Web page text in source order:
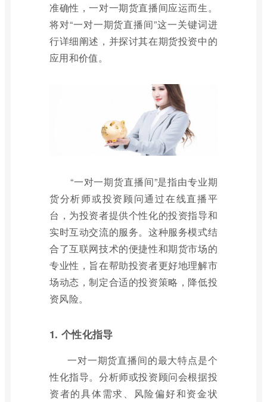
准确性，一对一期货直播间应运而生。
将对“一对一期货直播间”这一关键词进
行详细阐述，并探讨其在期货投资中的
应用和价值。
“一对一期货直播间”是指由专业期
货分析师或投资顾问通过在线直播平
台，为投资者提供个性化的投资指导和
实时互动交流的服务。这种服务模式结
合了互联网技术的便捷性和期货市场的
专业性，旨在帮助投资者更好地理解市
场动态，制定合适的投资策略，降低投
资风险。
1. 个性化指导
一对一期货直播间的最大特点是个
性化指导。分析师或投资顾问会根据投
资者的具体需求、风险偏好和资金状